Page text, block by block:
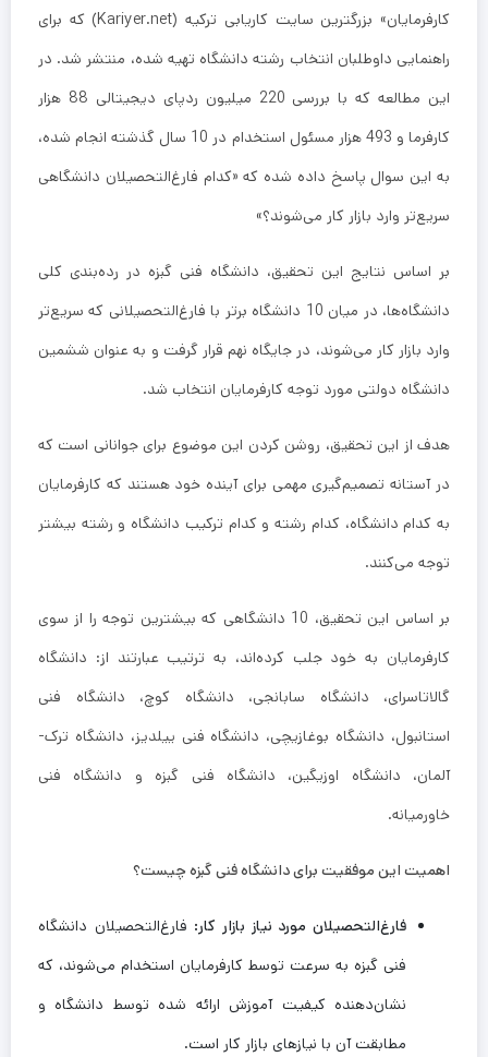
کارفرمایان» بزرگترین سایت کاریابی ترکیه (Kariyer.net) که برای
راهنمایی داوطلبان انتخاب رشته دانشگاه تهیه شده، منتشر شد. در
این مطالعه که با بررسی 220 میلیون ردپای دیجیتالی 88 هزار
کارفرما و 493 هزار مسئول استخدام در 10 سال گذشته انجام شده،
به این سوال پاسخ داده شده که «کدام فارغ‌التحصیلان دانشگاهی
سریع‌تر وارد بازار کار می‌شوند؟»
بر اساس نتایج این تحقیق، دانشگاه فنی گبزه در رده‌بندی کلی
دانشگاه‌ها، در میان 10 دانشگاه برتر با فارغ‌التحصیلانی که سریع‌تر
وارد بازار کار می‌شوند، در جایگاه نهم قرار گرفت و به عنوان ششمین
دانشگاه دولتی مورد توجه کارفرمایان انتخاب شد.
هدف از این تحقیق، روشن کردن این موضوع برای جوانانی است که
در آستانه تصمیم‌گیری مهمی برای آینده خود هستند که کارفرمایان
به کدام دانشگاه، کدام رشته و کدام ترکیب دانشگاه و رشته بیشتر
توجه می‌کنند.
بر اساس این تحقیق، 10 دانشگاهی که بیشترین توجه را از سوی
کارفرمایان به خود جلب کرده‌اند، به ترتیب عبارتند از: دانشگاه
گالاتاسرای، دانشگاه سابانجی، دانشگاه کوچ، دانشگاه فنی
استانبول، دانشگاه بوغازیچی، دانشگاه فنی ییلدیز، دانشگاه ترک-
آلمان، دانشگاه اوزیگین، دانشگاه فنی گبزه و دانشگاه فنی
خاورمیانه.
اهمیت این موفقیت برای دانشگاه فنی گبزه چیست؟
فارغ‌التحصیلان مورد نیاز بازار کار: فارغ‌التحصیلان دانشگاه
فنی گبزه به سرعت توسط کارفرمایان استخدام می‌شوند، که
نشان‌دهنده کیفیت آموزش ارائه شده توسط دانشگاه و
مطابقت آن با نیازهای بازار کار است.